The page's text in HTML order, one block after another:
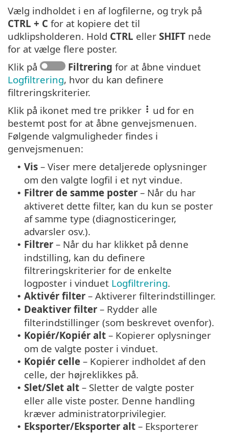
Vælg indholdet i en af logfilerne, og tryk på
CTRL + C for at kopiere det til
udklipsholderen. Hold CTRL eller SHIFT nede
for at vælge flere poster.
Klik på
Filtrering for at åbne vinduet
Logfiltrering, hvor du kan definere
filtreringskriterier.
Klik på ikonet med tre prikker
ud for en
bestemt post for at åbne genvejsmenuen.
Følgende valgmuligheder findes i
genvejsmenuen:
• Vis – Viser mere detaljerede oplysninger
om den valgte logfil i et nyt vindue.
• Filtrer de samme poster – Når du har
aktiveret dette filter, kan du kun se poster
af samme type (diagnosticeringer,
advarsler osv.).
• Filtrer – Når du har klikket på denne
indstilling, kan du definere
filtreringskriterier for de enkelte
logposter i vinduet Logfiltrering.
• Aktivér filter – Aktiverer filterindstillinger.
• Deaktiver filter – Rydder alle
filterindstillinger (som beskrevet ovenfor).
• Kopiér/Kopiér alt – Kopierer oplysninger
om de valgte poster i vinduet.
• Kopiér celle – Kopierer indholdet af den
celle, der højreklikkes på.
• Slet/Slet alt – Sletter de valgte poster
eller alle viste poster. Denne handling
kræver administratorprivilegier.
• Eksporter/Eksporter alt – Eksporterer